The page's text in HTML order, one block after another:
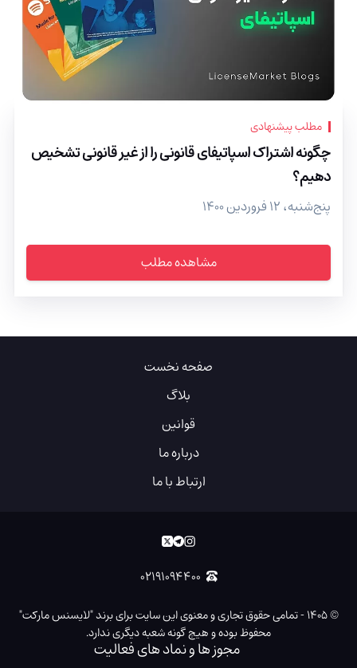
مطلب پیشنهادی
چگونه اشتراک اسپاتیفای قانونی را از غیر قانونی تشخیص
دهیم؟
پنج‌شنبه، ۱۲ فروردین ۱۴۰۰
مشاهده مطلب
صفحه نخست
بلاگ
قوانین
درباره ما
ارتباط با ما
۰۲۱۹۱۰۹۴۴۰۰
©۱۴۰۵-تمامی حقوق تجاری و معنوی این سایت برای برند "لایسنس مارکت"
محفوظ بوده و هیچ گونه شعبه دیگری ندارد.
مجوز ها و نماد های فعالیت